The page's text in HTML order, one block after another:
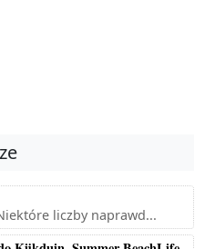
liczby naprawd...